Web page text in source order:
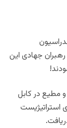
جهادى اين
مطيع در كابل
استراتيژيست